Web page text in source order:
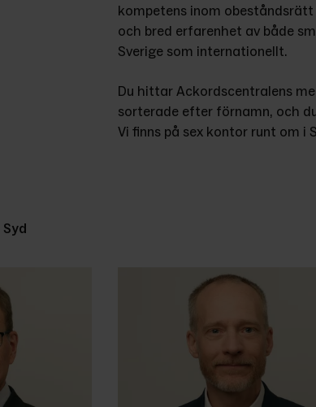
kompetens inom
och bred erfarenhet av både
Sverige som internationellt.
Du hittar Ackordscentralens
sorterade efter förnamn, och
Vi finns på sex kontor runt om i
Syd